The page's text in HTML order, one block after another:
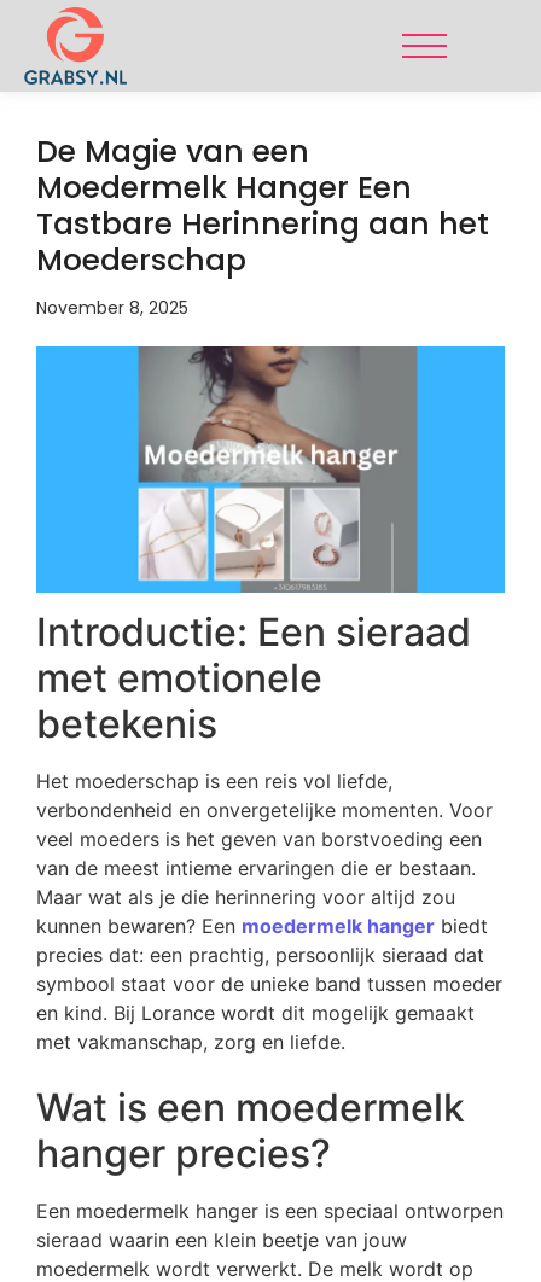
De Magie van een
Moedermelk Hanger Een
Tastbare Herinnering aan het
Moederschap
November 8, 2025
Introductie: Een sieraad
met emotionele
betekenis
Het moederschap is een reis vol liefde,
verbondenheid en onvergetelijke momenten. Voor
veel moeders is het geven van borstvoeding een
van de meest intieme ervaringen die er bestaan.
Maar wat als je die herinnering voor altijd zou
kunnen bewaren? Een moedermelk hanger biedt
precies dat: een prachtig, persoonlijk sieraad dat
symbool staat voor de unieke band tussen moeder
en kind. Bij Lorance wordt dit mogelijk gemaakt
met vakmanschap, zorg en liefde.
Wat is een moedermelk
hanger precies?
Een moedermelk hanger is een speciaal ontworpen
sieraad waarin een klein beetje van jouw
moedermelk wordt verwerkt. De melk wordt op